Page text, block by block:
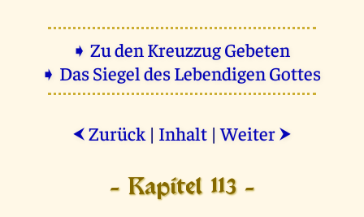
➧ Zu den Kreuzzug Gebeten
➧ Das Siegel des Lebendigen Gottes
⮜ Zurück | Inhalt |Weiter ⮞
- Kapitel 113 -